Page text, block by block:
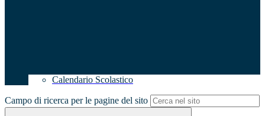
Calendario Scolastico
Campo di ricerca per le pagine del sito